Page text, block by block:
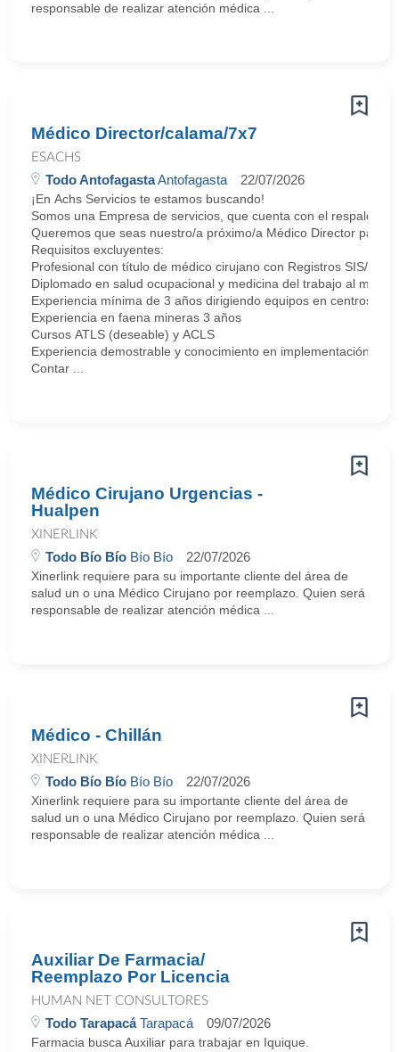
responsable de realizar atención médica ...
Médico Director/calama/7x7
ESACHS
Todo AntofagastaAntofagasta 22/07/2026
¡En Achs Servicios te estamos buscando!
Somos una Empresa de servicios, que cuenta con el respaldo
Queremos que seas nuestro/a próximo/a Médico Director para
Requisitos excluyentes:
Profesional con título de médico cirujano con Registros SIS/
Diplomado en salud ocupacional y medicina del trabajo al
Experiencia mínima de 3 años dirigiendo equipos en centros de
Experiencia en faena mineras 3 años
Cursos ATLS (deseable) y ACLS
Experiencia demostrable y conocimiento en implementación y
Contar ...
Médico Cirujano Urgencias -
Hualpen
XINERLINK
Todo Bío Bío Bío Bío 22/07/2026
Xinerlink requiere para su importante cliente del área de
salud un o una Médico Cirujano por reemplazo. Quien será
responsable de realizar atención médica ...
Médico - Chillán
XINERLINK
Todo Bío Bío Bío Bío 22/07/2026
Xinerlink requiere para su importante cliente del área de
salud un o una Médico Cirujano por reemplazo. Quien será
responsable de realizar atención médica ...
Auxiliar De Farmacia/
Reemplazo Por Licencia
HUMAN NET CONSULTORES
Todo TarapacáTarapacá 09/07/2026
Farmacia busca Auxiliar para trabajar en Iquique.